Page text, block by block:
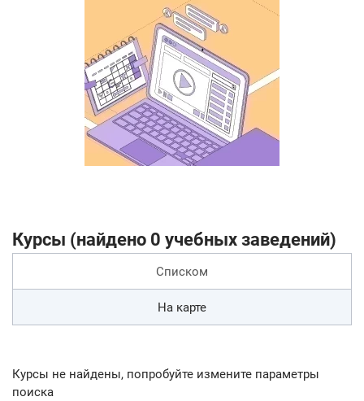
Курсы (найдено 0 учебных заведений)
Списком
На карте
Курсы не найдены, попробуйте измените параметры
поиска